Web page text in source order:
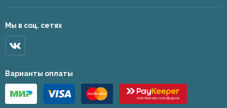
Мы в соц. сетях
Варианты оплаты